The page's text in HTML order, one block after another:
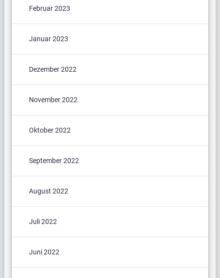
Februar 2023
Januar 2023
Dezember 2022
November 2022
Oktober 2022
September 2022
August 2022
Juli 2022
Juni 2022